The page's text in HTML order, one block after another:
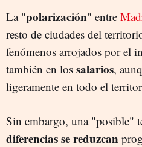
La "polarización" entre
resto de ciudades del
fenómenos arrojados por el
también en los salarios,
ligeramente en todo el
Sin embargo, una "posible"
diferencias se reduzcan